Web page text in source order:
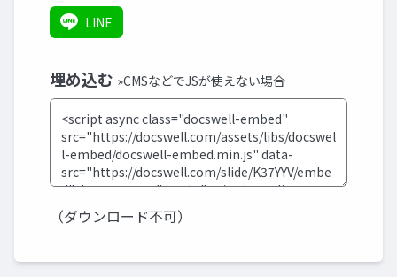
LINE
埋め込む »CMSなどでJSが使えない場合
（ダウンロード不可）